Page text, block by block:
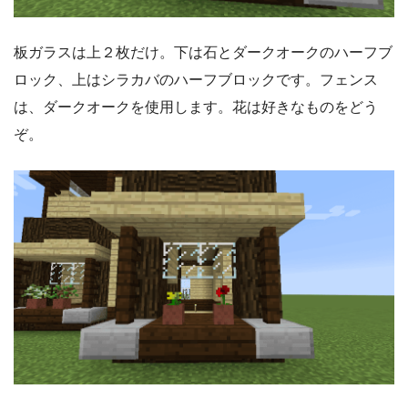
板ガラスは上２枚だけ。下は石とダークオークのハーフブ
ロック、上はシラカバのハーフブロックです。フェンス
は、ダークオークを使用します。花は好きなものをどう
ぞ。